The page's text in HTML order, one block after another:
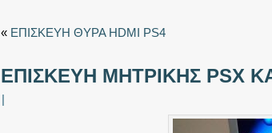
« ΕΠΙΣΚΕΥΗ ΘΥΡΑ HDMI PS4
ΕΠΙΣΚΕΥΗ ΜΗΤΡΙΚΗΣ PSX
|